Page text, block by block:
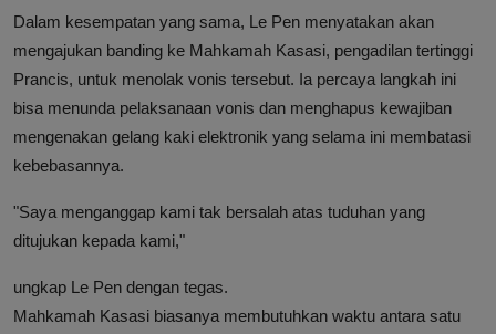
Dalam kesempatan yang sama, Le Pen menyatakan akan
mengajukan banding ke Mahkamah Kasasi, pengadilan tertinggi
Prancis, untuk menolak vonis tersebut. Ia percaya langkah ini
bisa menunda pelaksanaan vonis dan menghapus kewajiban
mengenakan gelang kaki elektronik yang selama ini membatasi
kebebasannya.
"Saya menganggap kami tak bersalah atas tuduhan yang
ditujukan kepada kami,"
ungkap Le Pen dengan tegas.
Mahkamah Kasasi biasanya membutuhkan waktu antara satu